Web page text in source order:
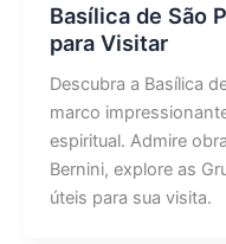
Basílica de São
para Visitar
Descubra a Basílica
marco
espiritual. Admire
Bernini, explore as
úteis para sua visita.